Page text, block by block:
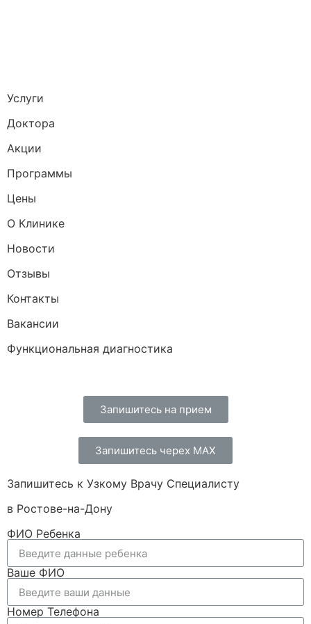
Услуги
Доктора
Акции
Программы
Цены
О Клинике
Новости
Отзывы
Контакты
Вакансии
Функциональная диагностика
Запишитесь на прием
Запишитесь черех МАХ
Запишитесь к Узкому Врачу Специалисту
в Ростове-на-Дону
ФИО Ребенка
Ваше ФИО
Номер Телефона